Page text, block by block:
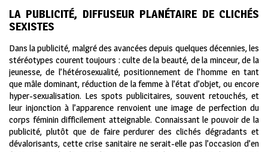
LA PUBLICITÉ, DIFFUSEUR PLANÉTAIRE DE CLICHÉS
SEXISTES
Dans la publicité, malgré des avancées depuis quelques décennies, les
stéréotypes courent toujours : culte de la beauté, de la minceur, de la
jeunesse, de l’hétérosexualité, positionnement de l’homme en tant
que mâle dominant, réduction de la femme à l’état d’objet, ou encore
hyper-sexualisation. Les spots publicitaires, souvent retouchés, et
leur injonction à l’apparence renvoient une image de perfection du
corps féminin difficilement atteignable. Connaissant le pouvoir de la
publicité, plutôt que de faire perdurer des clichés dégradants et
dévalorisants, cette crise sanitaire ne serait-elle pas l’occasion d’en